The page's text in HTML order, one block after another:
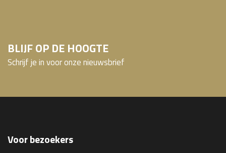
BLIJF OP DE HOOGTE
Schrijf je in voor onze nieuwsbrief
Voor bezoekers